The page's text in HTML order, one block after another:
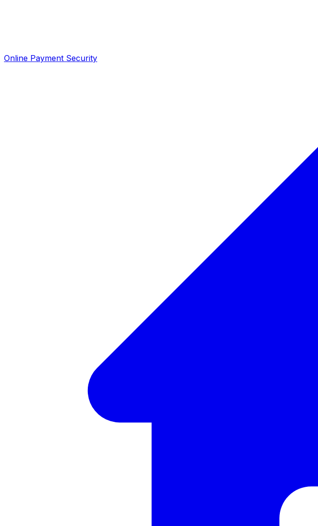
Online Payment Security